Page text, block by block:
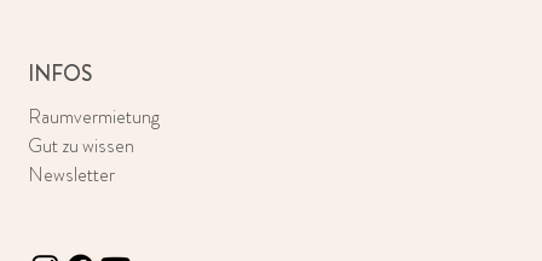
INFOS
Raumvermietung
Gut zu wissen
Newsletter